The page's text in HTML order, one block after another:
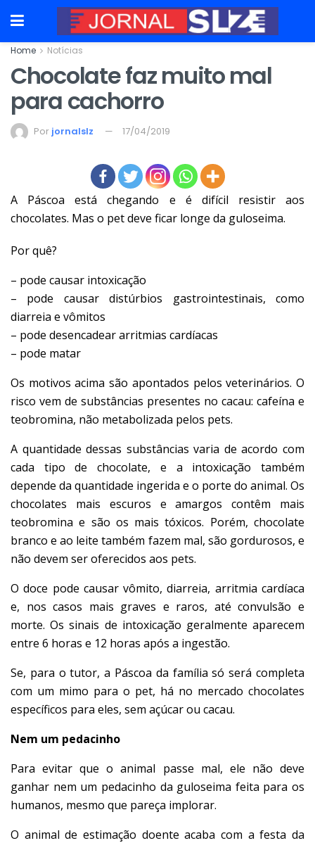
Home Notícias
Chocolate faz muito mal
para cachorro
Por jornalslz 17/04/2019
A Páscoa está chegando e é difícil resistir aos
chocolates. Mas o pet deve ficar longe da guloseima.
Por quê?
– pode causar intoxicação
– pode causar distúrbios gastrointestinais, como
diarreia e vômitos
– pode desencadear arritmias cardíacas
– pode matar
Os motivos acima são apontados pelos veterinários. O
risco vem de substâncias presentes no cacau: cafeína e
teobromina, não metabolizada pelos pets.
A quantidade dessas substâncias varia de acordo com
cada tipo de chocolate, e a intoxicação também
depende da quantidade ingerida e o porte do animal. Os
chocolates mais escuros e amargos contêm mais
teobromina e são os mais tóxicos. Porém, chocolate
branco e ao leite também fazem mal, são gordurosos, e
não devem ser oferecidos aos pets.
O doce pode causar vômito, diarreia, arritmia cardíaca
e, nos casos mais graves e raros, até convulsão e
morte. Os sinais de intoxicação geralmente aparecem
entre 6 horas e 12 horas após a ingestão.
Se, para o tutor, a Páscoa da família só será completa
com um mimo para o pet, há no mercado chocolates
específicos para eles, sem açúcar ou cacau.
Nem um pedacinho
Para evitar que o animal passe mal, ele não deve
ganhar nem um pedacinho da guloseima feita para os
humanos, mesmo que pareça implorar.
O animal de estimação doente acaba com a festa da